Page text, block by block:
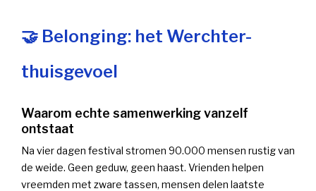
🤝 Belonging: het Werchter-
thuisgevoel
Waarom echte samenwerking vanzelf
ontstaat
Na vier dagen festival stromen 90.000 mensen rustig van
de weide. Geen geduw, geen haast. Vrienden helpen
vreemden met zware tassen, mensen delen laatste